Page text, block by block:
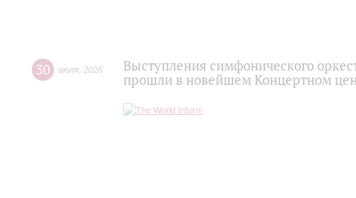
30 июля 2026
Выступления симфонического
прошли в новейшем Концертном